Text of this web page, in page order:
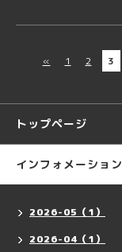
« 1 2 3
トップページ
インフォメーション
2026-05（1）
2026-04（1）